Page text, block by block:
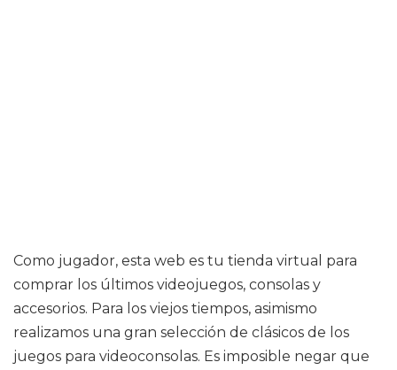
Como jugador, esta web es tu tienda virtual para
comprar los últimos videojuegos, consolas y
accesorios. Para los viejos tiempos, asimismo
realizamos una gran selección de clásicos de los
juegos para videoconsolas. Es imposible negar que